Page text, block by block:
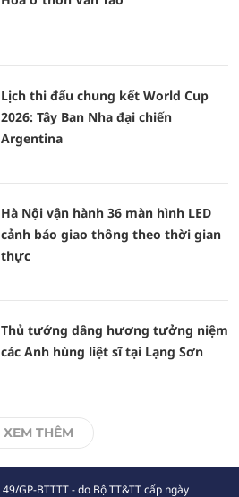
Lịch thi đấu chung kết World Cup
2026: Tây Ban Nha đại chiến
Argentina
Hà Nội vận hành 36 màn hình LED
cảnh báo giao thông theo thời gian
thực
Thủ tướng dâng hương tưởng niệm
các Anh hùng liệt sĩ tại Lạng Sơn
XEM THÊM
49/GP-BTTTT - do Bộ TT&TT cấp ngày